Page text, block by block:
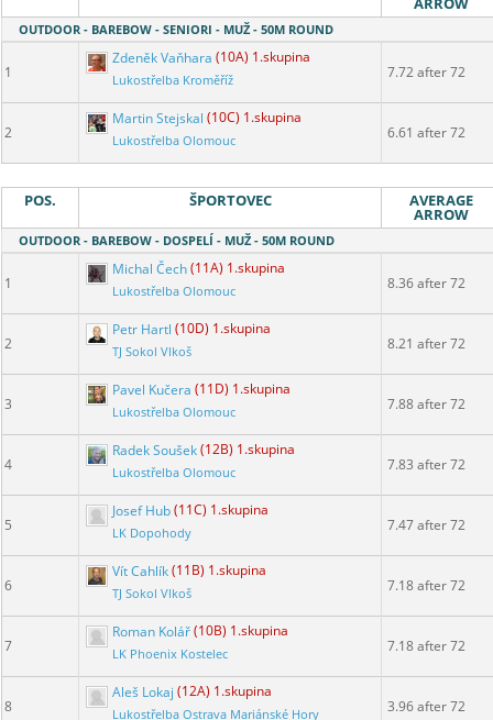
OUTDOOR - BAREBOW - SENIORI - MUŽ - 50M ROUND
1
Zdeněk Vaňhara (10A) 1.skupina
Lukostřelba Kroměříž 7.72 after 72
2
Martin Stejskal (10C) 1.skupina
Lukostřelba Olomouc 6.61 after 72
POS. ŠPORTOVEC AVERAGE
ARROW
OUTDOOR - BAREBOW - DOSPELÍ - MUŽ - 50M ROUND
1
Michal Čech(11A) 1.skupina
Lukostřelba Olomouc 8.36 after 72
2
Petr Hartl (10D) 1.skupina
TJ Sokol Vlkoš 8.21 after 72
3
Pavel Kučera (11D) 1.skupina
Lukostřelba Olomouc 7.88 after 72
4
Radek Soušek(12B) 1.skupina
Lukostřelba Olomouc 7.83 after 72
5
Josef Hub(11C) 1.skupina
LK Dopohody 7.47 after 72
6
Vít Cahlík(11B) 1.skupina
TJ Sokol Vlkoš 7.18 after 72
7
Roman Kolář(10B) 1.skupina
LK Phoenix Kostelec 7.18 after 72
8
Aleš Lokaj (12A) 1.skupina
Lukostřelba Ostrava Mariánské Hory 3.96 after 72